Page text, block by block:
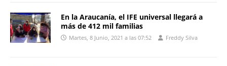
En la Araucanía, el IFE universal llegará a
más de 412 mil familias
Martes, 8 Junio, 2021 a las 07:52 Freddy Silva